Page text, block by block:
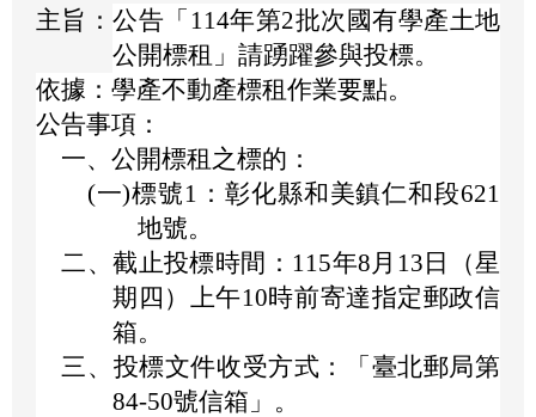
主旨：公告「114年第2批次國有學產土地
公開標租」請踴躍參與投標。
依據： 學產不動產標租作業要點。
公告事項：
一、公開標租之標的：
(一)標號1：彰化縣和美鎮仁和段621
地號。
二、截止投標時間：115年8月13日（星
期四）上午10時前寄達指定郵政信
箱。
三、 投標文件收受方式：「臺北郵局第
84-50號信箱」。